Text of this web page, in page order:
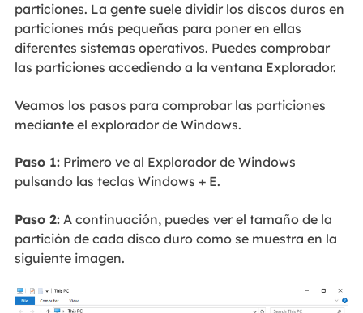
particiones. La gente suele dividir los discos duros en
particiones más pequeñas para poner en ellas
diferentes sistemas operativos. Puedes comprobar
las particiones accediendo a la ventana Explorador.
Veamos los pasos para comprobar las particiones
mediante el explorador de Windows.
Paso 1:Primero ve al Explorador de Windows
pulsando las teclas Windows + E.
Paso 2:A continuación, puedes ver el tamaño de la
partición de cada disco duro como se muestra en la
siguiente imagen.